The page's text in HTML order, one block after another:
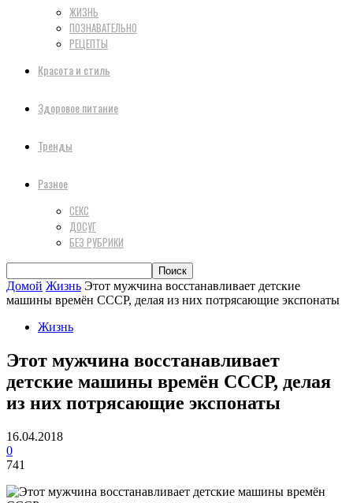
ЖИЗНЬ
ПОЗНАВАТЕЛЬНО
РЕЦЕПТЫ
Красота и стиль
Здоровое питание
Тренды
Разное
СЕКС
ДОСУГ
БЕЗ РУБРИКИ
Домой Жизнь Этот мужчина восстанавливает детские
машины времён СССР, делая из них потрясающие экспонаты
Жизнь
Этот мужчина восстанавливает
детские машины времён СССР, делая
из них потрясающие экспонаты
16.04.2018
0
741